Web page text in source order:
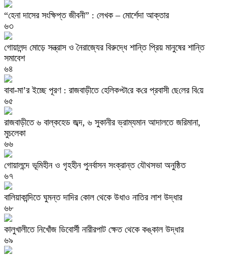
“হেনা দাসের সংক্ষিপ্ত জীবনী” : লেখক – মোর্শেদা আক্তার
৬৩
গোয়ালন্দ মোড়ে সন্ত্রাস ও নৈরাজ্যের বিরুদ্ধে শান্তি প্রিয় মানুষের শান্তি
সমাবেশ
৬৪
বাবা-মা’র ইচ্ছে পূরণ : রাজবাড়ীতে হেলিকপ্টা‌রে ক‌রে প্রবাসী ছে‌লের বি‌য়ে
৬৫
রাজবাড়ীতে ৬ বাল্কহেড জব্দ, ৬ সুকানীর ভ্রাম্যমান আদালতে জরিমানা,
মুচলেকা
৬৬
গোয়ালন্দে ভূমিহীন ও গৃহহীন পুনর্বাসন সংক্রান্ত যৌথসভা অনুষ্ঠিত
৬৭
বালিয়াকান্দিতে ঘুমন্ত দাদির কোল থেকে উধাও নাতির লাশ উদ্ধার
৬৮
কালুখালীতে নিখোঁজ ডিবোর্সী নারীরপাট ক্ষেত থেকে কঙ্কাল উদ্ধার
৬৯